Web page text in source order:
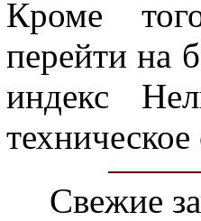
Кроме
перейти на
индекс
Свежие